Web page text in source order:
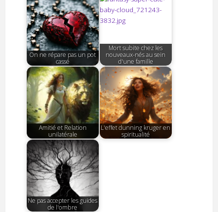
On ne répare pas un pot
cassé
Mort subite chez les
nouveaux-nés au sein
d'une famille
Amitié et Relation
unilatérale
L'effet dunning kruger en
spiritualité
Ne pas accepter les guides
de l'ombre